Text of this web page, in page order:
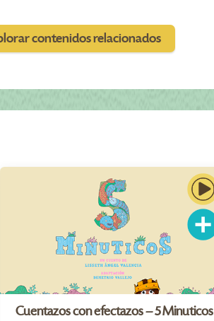
contenidos relacionados
Cuentazos con efectazos – 5 Minuticos